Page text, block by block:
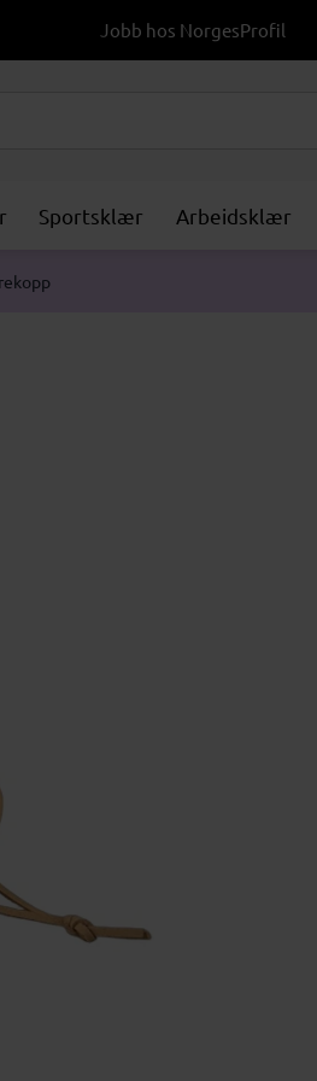
Jobb hos NorgesProfil
Sportsklær Arbeidsklær